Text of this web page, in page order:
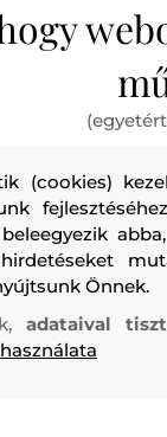
BOUCLE
179 990 Ft
(cookies)
Önnek.
adataival